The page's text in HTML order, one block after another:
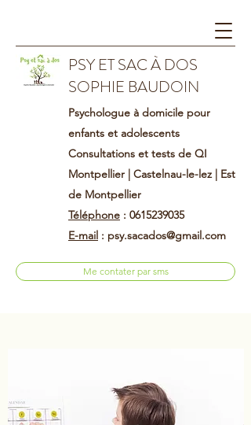
PSY ET SAC À DOS
SOPHIE BAUDOIN
Psychologue à domicile pour
enfants et adolescents
Consultations et tests de QI
Montpellier | Castelnau-le-lez | Est
de Montpellier
Téléphone : 0615239035
E-mail : psy.sacados@gmail.com
Me contater par sms